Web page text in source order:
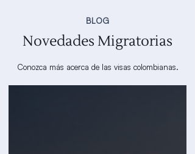
BLOG
Novedades Migratorias
Conozca más acerca de las visas colombianas.